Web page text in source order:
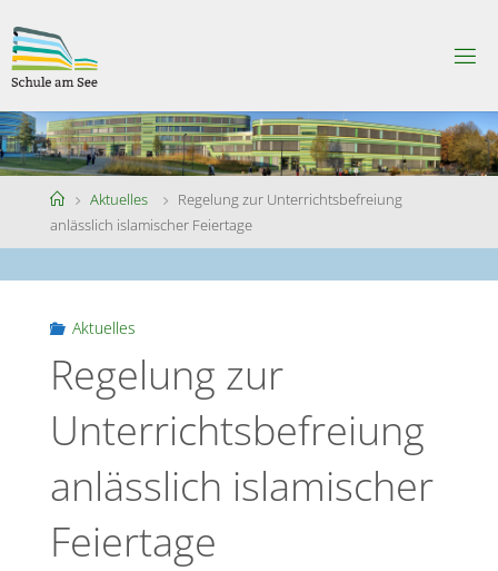
to
content
CHU
LEA
MS
EE
HomeAktuelles
Regelung zur Unterrichtsbefreiung
anlässlich islamischer Feiertage
Aktuelles
Regelung zur
Unterrichtsbefreiung
anlässlich islamischer
Feiertage